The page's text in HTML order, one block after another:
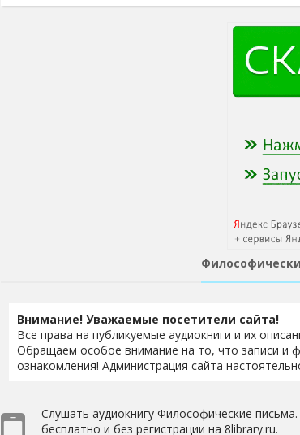
Внимание! Уважаемые посетители сайта!
Все права на публикуемые аудиокниги и их
Обращаем особое внимание на то, что записи и
ознакомления! Администрация сайта
Слушать аудиокнигу Философические
бесплатно и без регистрации на 8library.ru.